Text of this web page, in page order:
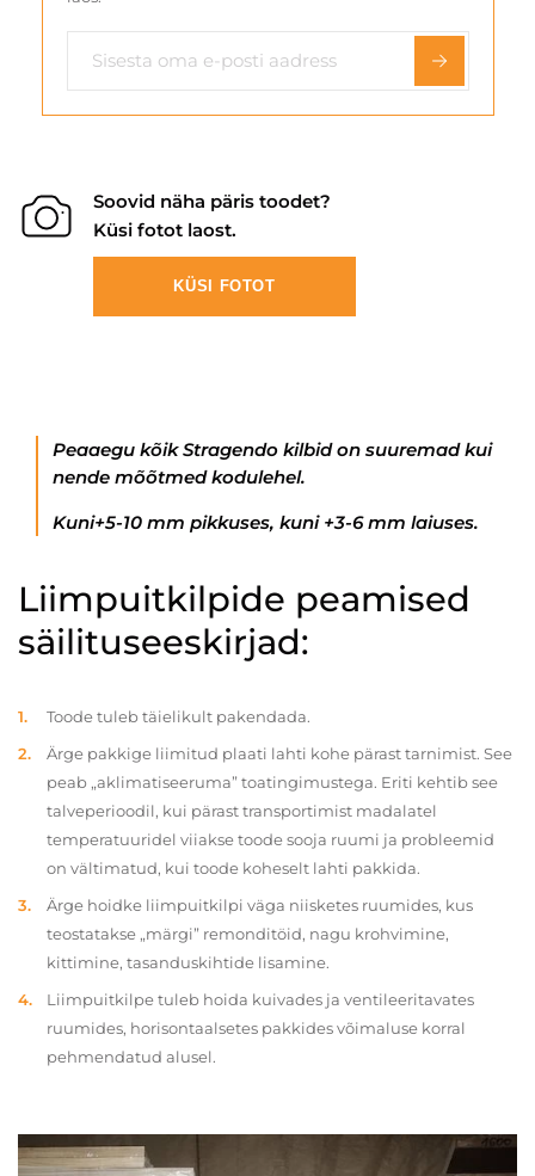
Soovid näha päris toodet?
Küsi fotot laost.
KÜSI FOTOT
Peaaegu kõik Stragendo kilbid on suuremad kui
nende mõõtmed kodulehel.
Kuni+5-10 mm pikkuses, kuni +3-6 mm laiuses.
Liimpuitkilpide peamised
säilituseeskirjad:
Toode tuleb täielikult pakendada.
Ärge pakkige liimitud plaati lahti kohe pärast tarnimist. See
peab „aklimatiseeruma” toatingimustega. Eriti kehtib see
talveperioodil, kui pärast transportimist madalatel
temperatuuridel viiakse toode sooja ruumi ja probleemid
on vältimatud, kui toode koheselt lahti pakkida.
Ärge hoidke liimpuitkilpi väga niisketes ruumides, kus
teostatakse „märgi” remonditöid, nagu krohvimine,
kittimine, tasanduskihtide lisamine.
Liimpuitkilpe tuleb hoida kuivades ja ventileeritavates
ruumides, horisontaalsetes pakkides võimaluse korral
pehmendatud alusel.